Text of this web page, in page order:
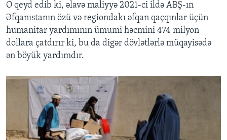
O qeyd edib ki, əlavə maliyyə 2021-ci ildə ABŞ-ın
Əfqanıstanın özü və regiondakı əfqan qaçqınlar üçün
humanitar yardımının ümumi həcmini 474 milyon
dollara çatdırır ki, bu da digər dövlətlərlə müqayisədə
ən böyük yardımdır.